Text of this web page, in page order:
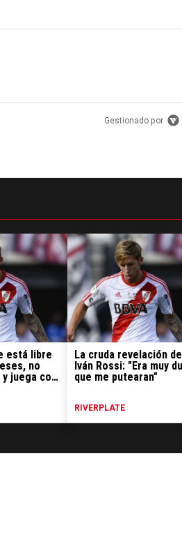
Gestionado por
está libre
no
juega con
La cruda revelación de
Iván Rossi: "Era muy
que me putearan"
RIVERPLATE